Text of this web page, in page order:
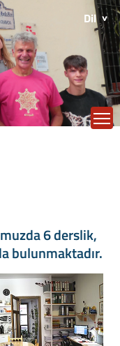
Dil
6 derslik,
bulunmaktadır.